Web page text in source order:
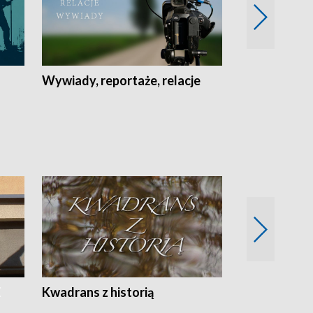
Wywiady, reportaże, relacje
Kwadrans z historią